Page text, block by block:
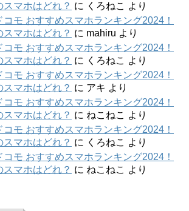
マホはどれ？ に くろねこ より
コモ おすすめスマホランキング2024！
マホはどれ？ に mahiru より
コモ おすすめスマホランキング2024！
マホはどれ？ に くろねこ より
コモ おすすめスマホランキング2024！
マホはどれ？ に アキ より
コモ おすすめスマホランキング2024！
マホはどれ？ に ねこねこ より
コモ おすすめスマホランキング2024！
マホはどれ？ に くろねこ より
コモ おすすめスマホランキング2024！
マホはどれ？ に ねこねこ より